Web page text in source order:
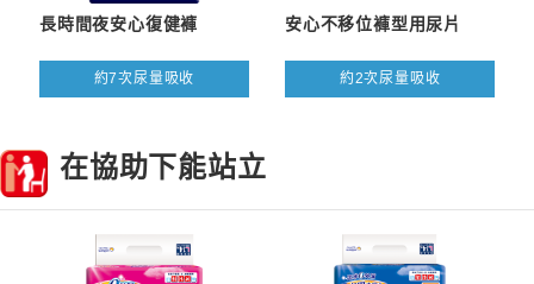
長時間夜安心復健褲
約7次尿量吸收
安心不移位褲型用尿片
約2次尿量吸收
在協助下能站立